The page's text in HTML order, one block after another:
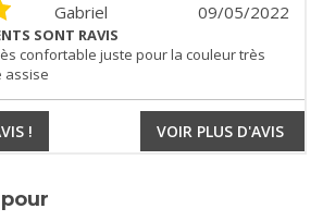
09/05/2022
Gabriel
SONT RAVIS
confortable juste pour la couleur très
assise
! VOIR PLUS D'AVIS